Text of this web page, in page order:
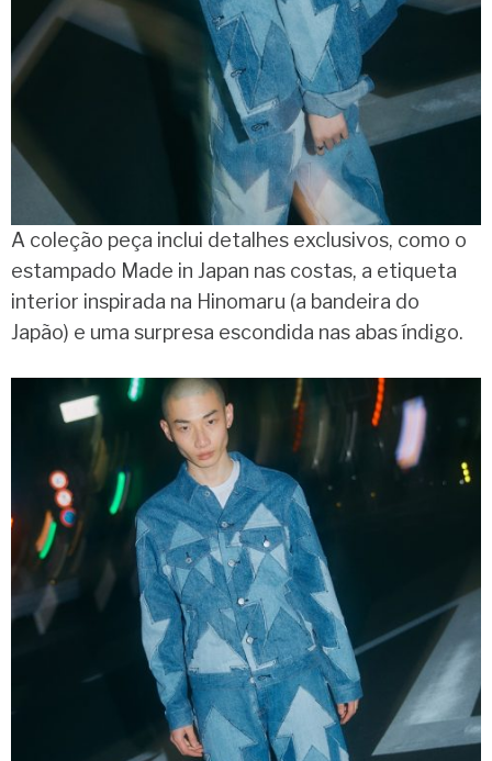
A coleção peça inclui detalhes exclusivos, como o
estampado Made in Japan nas costas, a etiqueta
interior inspirada na Hinomaru (a bandeira do
Japão) e uma surpresa escondida nas abas índigo.